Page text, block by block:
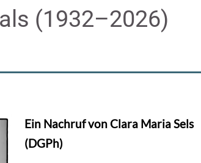
(1932–2026)
Ein Nachruf von Clara Maria Sels
(DGPh)